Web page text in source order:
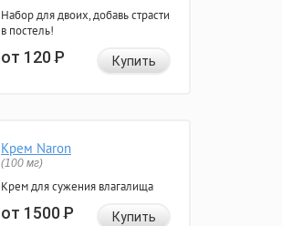
Набор для двоих, добавь страсти
в постель!
от 120Р Купить
Крем Naron
(100 мг)
Крем для сужения влагалища
от 1500Р Купить